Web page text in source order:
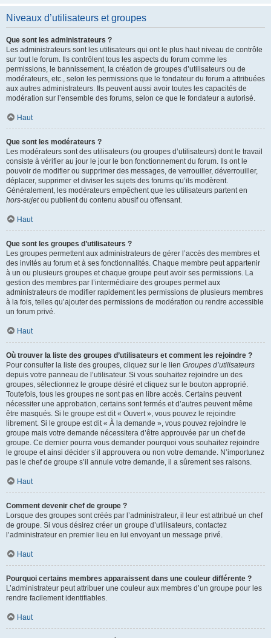
Niveaux d’utilisateurs et groupes
Que sont les administrateurs ?
Les administrateurs sont les utilisateurs qui ont le plus haut niveau de contrôle
sur tout le forum. Ils contrôlent tous les aspects du forum comme les
permissions, le bannissement, la création de groupes d’utilisateurs ou de
modérateurs, etc., selon les permissions que le fondateur du forum a attribuées
aux autres administrateurs. Ils peuvent aussi avoir toutes les capacités de
modération sur l’ensemble des forums, selon ce que le fondateur a autorisé.
Haut
Que sont les modérateurs ?
Les modérateurs sont des utilisateurs (ou groupes d’utilisateurs) dont le travail
consiste à vérifier au jour le jour le bon fonctionnement du forum. Ils ont le
pouvoir de modifier ou supprimer des messages, de verrouiller, déverrouiller,
déplacer, supprimer et diviser les sujets des forums qu’ils modèrent.
Généralement, les modérateurs empêchent que les utilisateurs partent en
hors-sujetou publient du contenu abusif ou offensant.
Haut
Que sont les groupes d’utilisateurs ?
Les groupes permettent aux administrateurs de gérer l’accès des membres et
des invités au forum et à ses fonctionnalités. Chaque membre peut appartenir
à un ou plusieurs groupes et chaque groupe peut avoir ses permissions. La
gestion des membres par l’intermédiaire des groupes permet aux
administrateurs de modifier rapidement les permissions de plusieurs membres
à la fois, telles qu’ajouter des permissions de modération ou rendre accessible
un forum privé.
Haut
Où trouver la liste des groupes d’utilisateurs et comment les rejoindre ?
Pour consulter la liste des groupes, cliquez sur le lien Groupes d’utilisateurs
depuis votre panneau de l’utilisateur. Si vous souhaitez rejoindre un des
groupes, sélectionnez le groupe désiré et cliquez sur le bouton approprié.
Toutefois, tous les groupes ne sont pas en libre accès. Certains peuvent
nécessiter une approbation, certains sont fermés et d’autres peuvent même
être masqués. Si le groupe est dit « Ouvert », vous pouvez le rejoindre
librement. Si le groupe est dit « À la demande », vous pouvez rejoindre le
groupe mais votre demande nécessitera d’être approuvée par un chef de
groupe. Ce dernier pourra vous demander pourquoi vous souhaitez rejoindre
le groupe et ainsi décider s’il approuvera ou non votre demande. N’importunez
pas le chef de groupe s’il annule votre demande, il a sûrement ses raisons.
Haut
Comment devenir chef de groupe ?
Lorsque des groupes sont créés par l’administrateur, il leur est attribué un chef
de groupe. Si vous désirez créer un groupe d’utilisateurs, contactez
l’administrateur en premier lieu en lui envoyant un message privé.
Haut
Pourquoi certains membres apparaissent dans une couleur différente ?
L’administrateur peut attribuer une couleur aux membres d’un groupe pour les
rendre facilement identifiables.
Haut